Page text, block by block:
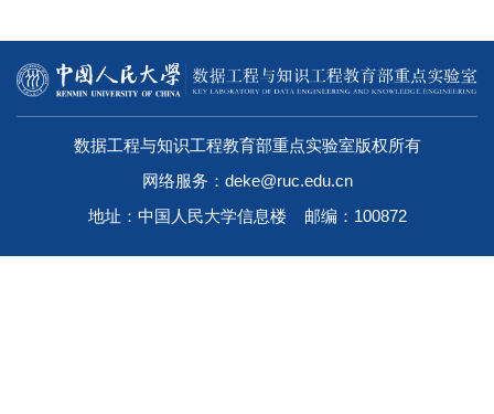
数据工程与知识工程教育部重点实验室版权所有
网络服务：deke@ruc.edu.cn
地址：中国人民大学信息楼 邮编：100872